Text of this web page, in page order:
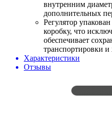
внутренним
дополнительных
Регулятор
коробку, что
обеспечивает
транспортировки и
Характеристики
Отзывы